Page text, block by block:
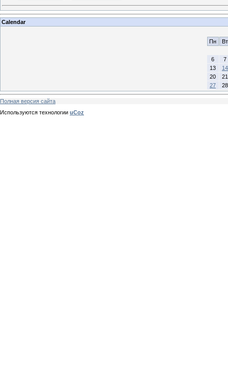
Calendar
Пн Вт
6
7
13
14
20
21
27
28
Полная версия сайта
Используются технологии uCoz